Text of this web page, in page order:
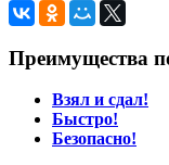
Преимущества
Взял и сдал!
Быстро!
Безопасно!